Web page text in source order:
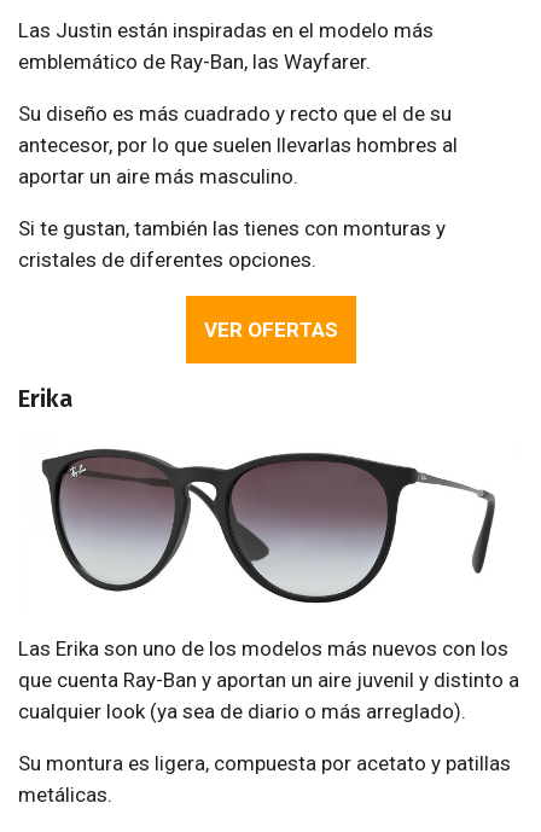
Las Justin están inspiradas en el modelo más
emblemático de Ray-Ban, las Wayfarer.
Su diseño es más cuadrado y recto que el de su
antecesor, por lo que suelen llevarlas hombres al
aportar un aire más masculino.
Si te gustan, también las tienes con monturas y
cristales de diferentes opciones.
VER OFERTAS
Erika
Las Erika son uno de los modelos más nuevos con los
que cuenta Ray-Ban y aportan un aire juvenil y distinto a
cualquier look (ya sea de diario o más arreglado).
Su montura es ligera, compuesta por acetato y patillas
metálicas.